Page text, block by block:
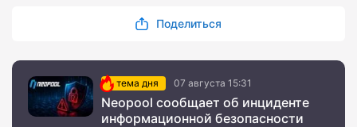
Поделиться
тема дня 07 августа 15:31
Neopool сообщает об инциденте
информационной безопасности